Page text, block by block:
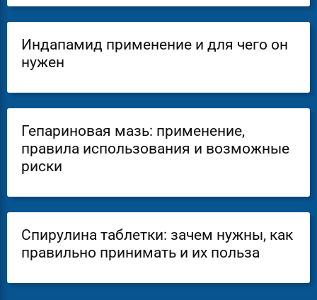
Индапамид применение и для чего он
нужен
Гепариновая мазь: применение,
правила использования и возможные
риски
Спирулина таблетки: зачем нужны, как
правильно принимать и их польза